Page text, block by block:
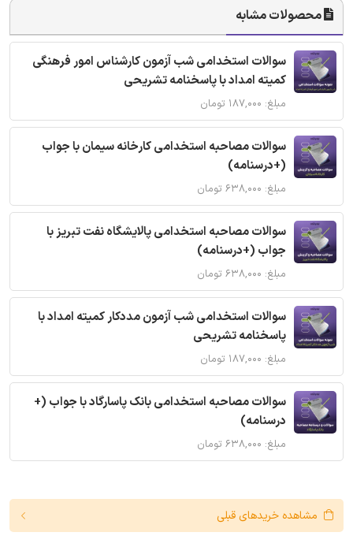
محصولات مشابه
سوالات استخدامی شب آزمون کارشناس امور فرهنگی
کمیته امداد با پاسخنامه تشریحی
مبلغ: ۱۸۷,۰۰۰ تومان
سوالات مصاحبه استخدامی کارخانه سیمان با جواب
(+درسنامه)
مبلغ: ۶۳۸,۰۰۰ تومان
سوالات مصاحبه استخدامی پالایشگاه نفت تبریز با
جواب (+درسنامه)
مبلغ: ۶۳۸,۰۰۰ تومان
سوالات استخدامی شب آزمون مددکار کمیته امداد با
پاسخنامه تشریحی
مبلغ: ۱۸۷,۰۰۰ تومان
سوالات مصاحبه استخدامی بانک پاسارگاد با جواب (+
درسنامه)
مبلغ: ۶۳۸,۰۰۰ تومان
مشاهده خریدهای قبلی